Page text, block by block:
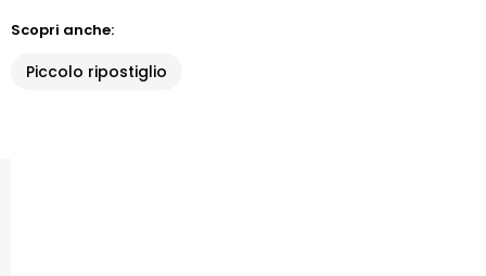
Scopri anche:
Piccolo ripostiglio